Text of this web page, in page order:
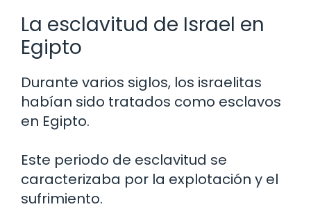
La esclavitud de Israel en
Egipto
Durante varios siglos, los israelitas
habían sido tratados como esclavos
en Egipto.
Este periodo de esclavitud se
caracterizaba por la explotación y el
sufrimiento.